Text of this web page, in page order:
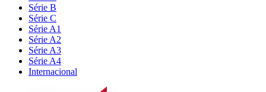
Série B
Série C
Série A1
Série A2
Série A3
Série A4
Internacional